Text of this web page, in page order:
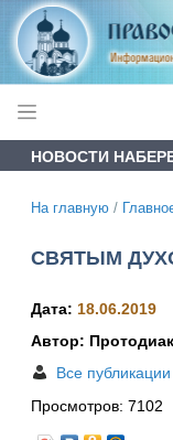
НОВОСТИ
На главную /
СВЯТЫМ
Дата: 18.06.2019
Автор:
Все
Просмотров: 7102